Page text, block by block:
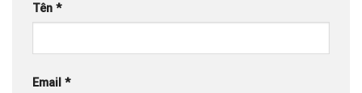
Tên *
Email *